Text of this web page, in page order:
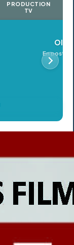
PRODUCTION
TV